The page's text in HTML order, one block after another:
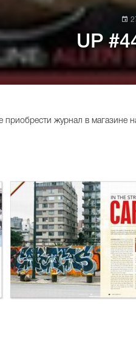
UP
приобрести журнал в магазине